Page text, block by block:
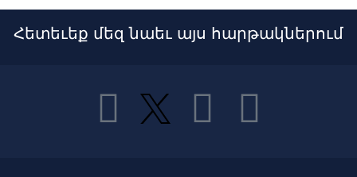
Հետեւեք մեզ նաեւ այս հարթակներում